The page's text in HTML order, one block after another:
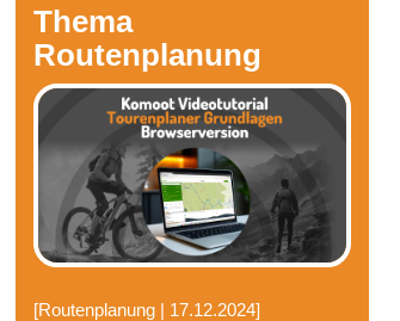
Thema
Routenplanung
[Routenplanung | 17.12.2024]